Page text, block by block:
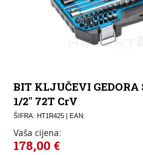
BIT KLJUČEVI GEDORA
1/2″ 72T CrV
ŠIFRA: HT1R425| EAN:
Vaša cijena:
178,00 €